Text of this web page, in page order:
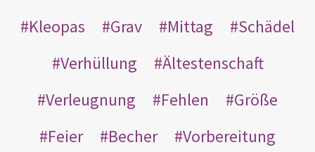
Kleopas
Grav Mittag
Schädel
Verhüllung
Ältestenschaft
Verleugnung
Fehlen
Größe
Feier
Becher
Vorbereitung